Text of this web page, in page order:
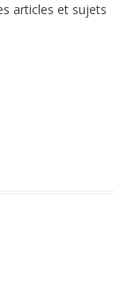
articles et sujets